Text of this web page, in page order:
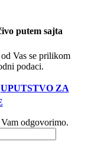
putem sajta
Vas se prilikom
podaci.
UPUTSTVO ZA
odgovorimo.